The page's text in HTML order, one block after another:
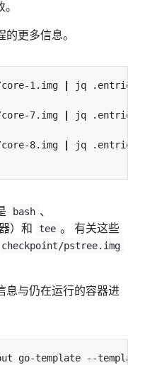
更多信息。
1.img jq .entries
7.img jq .entries
8.img jq .entries
bash 、
）和 tee 。 有关这些
checkpoint/pstree.img
息与仍在运行的容器进
go-template --